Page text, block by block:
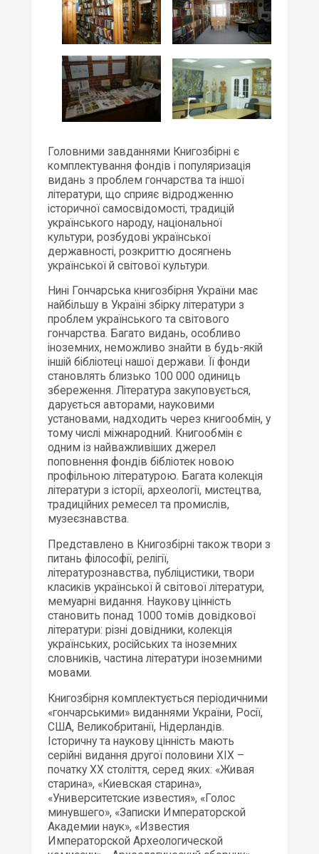
Головними завданнями Книгозбірні є
комплектування фондів і популяризація
видань з проблем гончарства та іншої
літератури, що сприяє відродженню
історичної самосвідомості, традицій
українського народу, національної
культури, розбудові української
державності, розкриттю досягнень
української й світової культури.
Нині Гончарська книгозбірня України має
найбільшу в Україні збірку літератури з
проблем українського та світового
гончарства. Багато видань, особливо
іноземних, неможливо знайти в будь-якій
іншій бібліотеці нашої держави. Її фонди
становлять близько 100 000 одиниць
збереження. Література закуповується,
дарується авторами, науковими
установами, надходить через книгообмін, у
тому числі міжнародний. Книгообмін є
одним із найважливіших джерел
поповнення фондів бібліотек новою
профільною літературою. Багата колекція
літератури з історії, археології, мистецтва,
традиційних ремесел та промислів,
музеєзнавства.
Представлено в Книгозбірні також твори з
питань філософії, релігії,
літературознавства, публіцистики, твори
класиків української й світової літератури,
мемуарні видання. Наукову цінність
становить понад 1000 томів довідкової
літератури: різні довідники, колекція
українських, російських та іноземних
словників, частина літератури іноземними
мовами.
Книгозбірня комплектується періодичними
«гончарськими» виданнями України, Росії,
США, Великобританії, Нідерландів.
Історичну та наукову цінність мають
серійні видання другої половини ХІХ –
початку ХХ століття, серед яких: «Живая
старина», «Киевская старина»,
«Университетские известия», «Голос
минувшего», «Записки Императорской
Академии наук», «Известия
Императорской Археологической